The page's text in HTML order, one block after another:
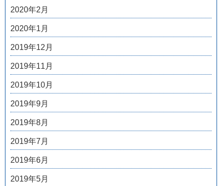
2020年2月
2020年1月
2019年12月
2019年11月
2019年10月
2019年9月
2019年8月
2019年7月
2019年6月
2019年5月